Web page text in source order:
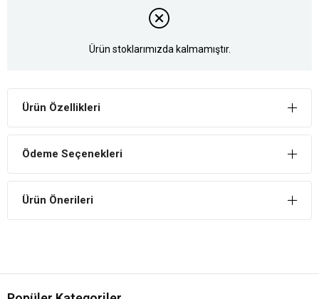
Ürün stoklarımızda kalmamıştır.
Ürün Özellikleri
Ödeme Seçenekleri
Ürün Önerileri